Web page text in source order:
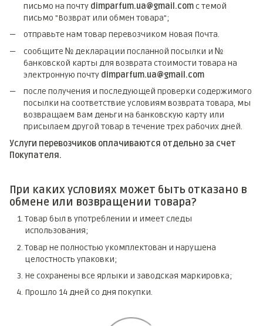
письмо на почту dimparfum.ua@gmail.comс темой
письмо "Возврат или обмен товара";
отправьте нам товар перевозчиком Новая Почта.
сообщите № декларации посланной посылки и №
банковской карты для возврата стоимости товара на
электронную почту dimparfum.ua@gmail.com
после получения и последующей проверки содержимого
посылки на соответствие условиям возврата товара, мы
возвращаем Вам деньги на банковскую карту или
присылаем другой товар в течение трех рабочих дней.
Услуги перевозчиков оплачиваются отдельно за счет
Покупателя.
При каких условиях может быть отказано в
обмене или возвращении товара?
Товар был в употреблении и имеет следы
использования;
Товар не полностью укомплектован и нарушена
целостность упаковки;
Не сохранены все ярлыки и заводская маркировка;
Прошло 14 дней со дня покупки.